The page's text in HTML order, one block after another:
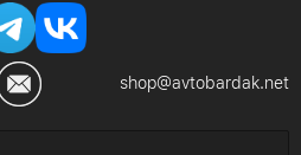
shop@avtobardak.net